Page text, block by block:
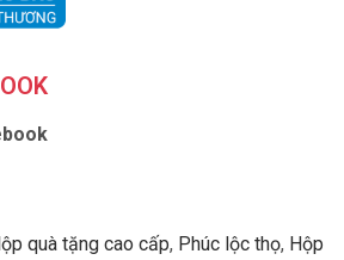
quà tặng cao cấp, Phúc lộc thọ, Hộp